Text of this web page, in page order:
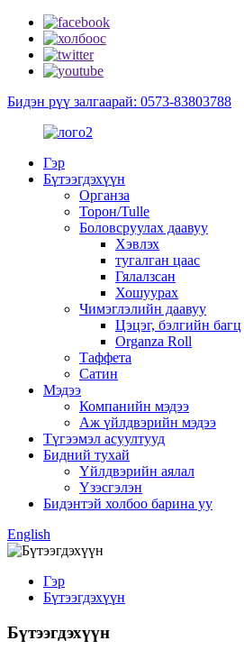
Бидэн рүү залгаарай: 0573-83803788
Гэр
Бүтээгдэхүүн
Органза
Торон/Tulle
Боловсруулах даавуу
Хэвлэх
тугалган цаас
Гялалзсан
Хошуурах
Чимэглэлийн даавуу
Цэцэг, бэлгийн багц
Organza Roll
Таффета
Сатин
Мэдээ
Компанийн мэдээ
Аж үйлдвэрийн мэдээ
Түгээмэл асуултууд
Бидний тухай
Үйлдвэрийн аялал
Үзэсгэлэн
Бидэнтэй холбоо барина уу
English
Гэр
Бүтээгдэхүүн
Бүтээгдэхүүн